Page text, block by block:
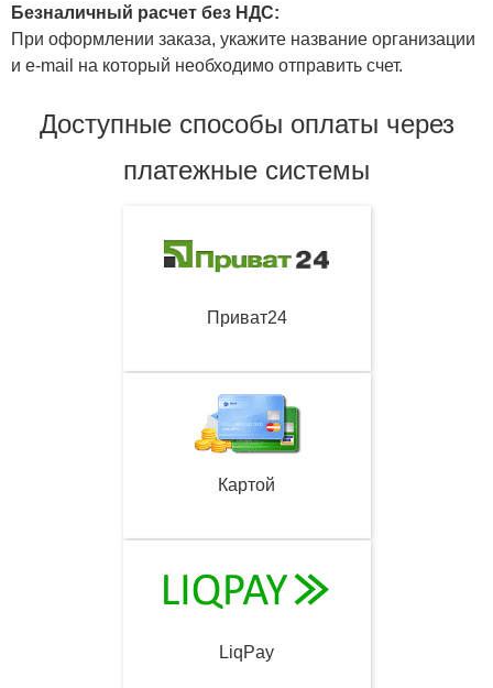
Безналичный расчет без НДС:
При оформлении заказа, укажите название организации
и e-mail на который необходимо отправить счет.
Доступные способы оплаты через
платежные системы
Приват24
Картой
LiqPay